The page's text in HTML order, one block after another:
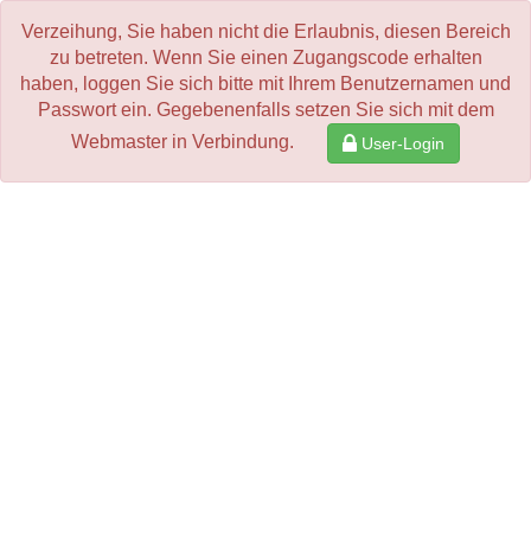
Verzeihung, Sie haben nicht die Erlaubnis, diesen Bereich
zu betreten. Wenn Sie einen Zugangscode erhalten
haben, loggen Sie sich bitte mit Ihrem Benutzernamen und
Passwort ein. Gegebenenfalls setzen Sie sich mit dem
Webmaster in Verbindung.
User-Login